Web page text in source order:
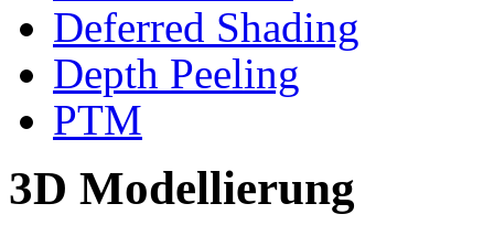
Deferred Shading
Depth Peeling
PTM
3D Modellierung